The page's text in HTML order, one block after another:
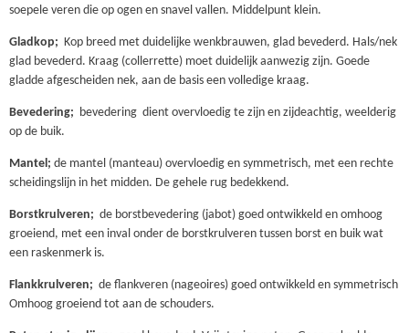
soepele veren die op ogen en snavel vallen. Middelpunt klein.
Gladkop; Kop breed met duidelijke wenkbrauwen, glad bevederd. Hals/nek
glad bevederd. Kraag (collerrette) moet duidelijk aanwezig zijn. Goede
gladde afgescheiden nek, aan de basis een volledige kraag.
Bevedering; bevedering dient overvloedig te zijn en zijdeachtig, weelderig
op de buik.
Mantel; de mantel (manteau) overvloedig en symmetrisch, met een rechte
scheidingslijn in het midden. De gehele rug bedekkend.
Borstkrulveren; de borstbevedering (jabot) goed ontwikkeld en omhoog
groeiend, met een inval onder de borstkrulveren tussen borst en buik wat
een raskenmerk is.
Flankkrulveren; de flankveren (nageoires) goed ontwikkeld en symmetrisch
Omhoog groeiend tot aan de schouders.